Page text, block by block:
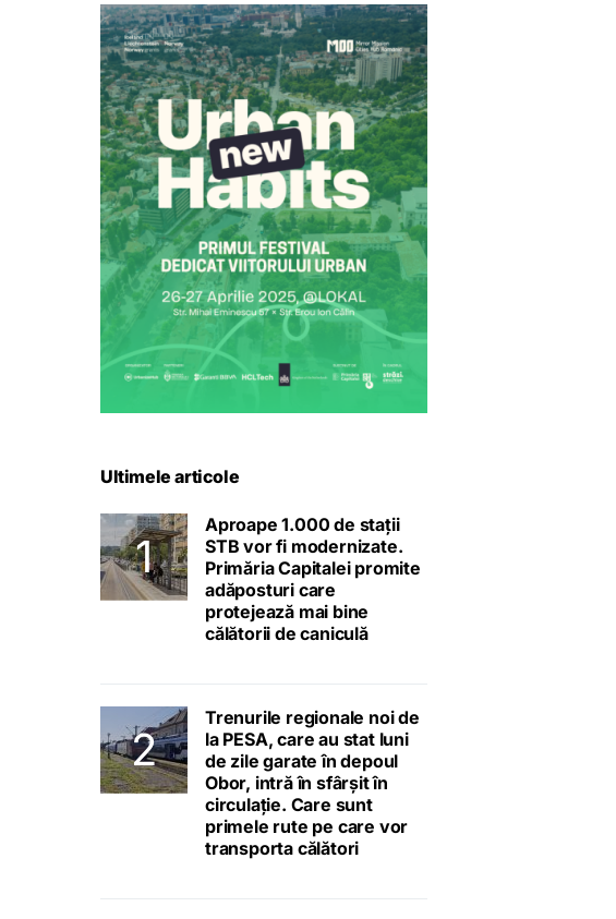
Ultimele articole
Aproape 1.000 de stații
STB vor fi modernizate.
Primăria Capitalei promite
adăposturi care
protejează mai bine
călătorii de caniculă
Trenurile regionale noi de
la PESA, care au stat luni
de zile garate în depoul
Obor, intră în sfârșit în
circulație. Care sunt
primele rute pe care vor
transporta călători